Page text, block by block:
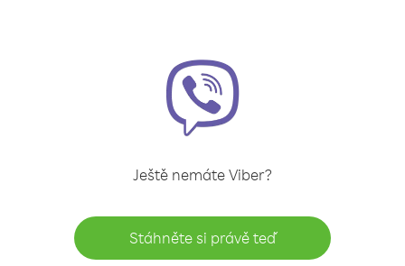
Ještě nemáte Viber?
Stáhněte si právě teď